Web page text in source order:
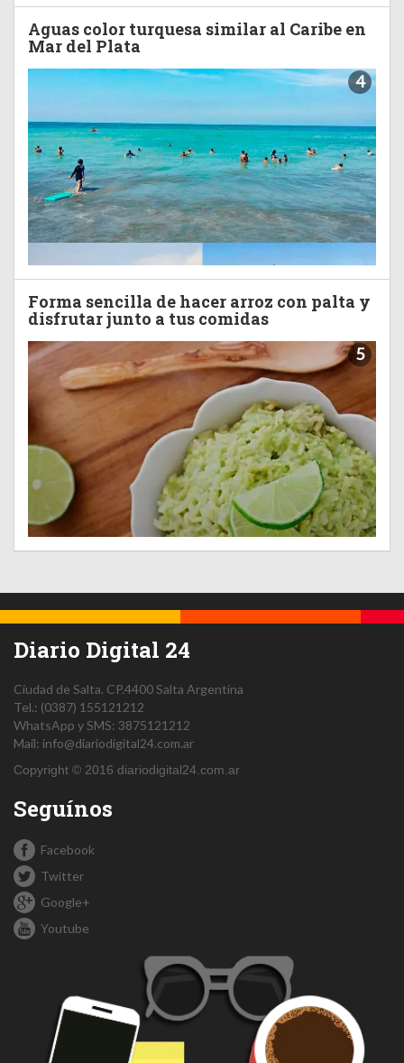
Aguas color turquesa similar al Caribe en
Mar del Plata
4
Forma sencilla de hacer arroz con palta y
disfrutar junto a tus comidas
5
Diario Digital 24
Ciudad de Salta. CP.4400Salta Argentina
Tel.: (0387) 155121212
WhatsApp y SMS: 3875121212
Mail: info@diariodigital24.com.ar
Copyright © 2016 diariodigital24.com.ar
Seguínos
Facebook
Twitter
Google+
Youtube